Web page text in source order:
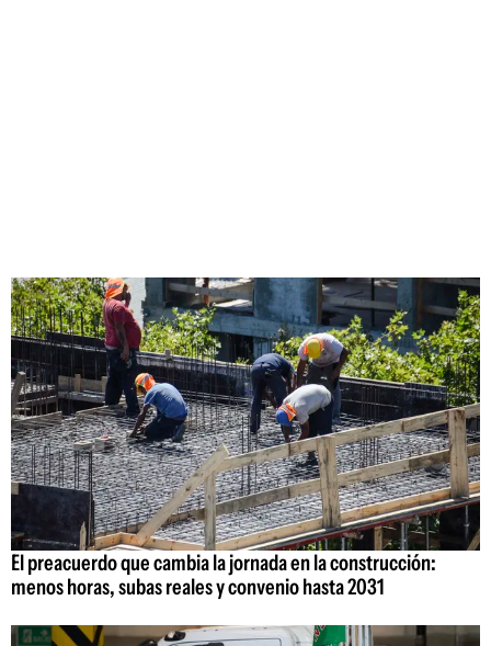
El preacuerdo que cambia la jornada en la construcción:
menos horas, subas reales y convenio hasta 2031